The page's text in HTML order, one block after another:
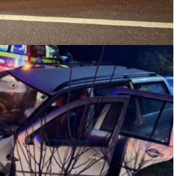
PUBLICĂ GRATUIT ANUNȚUL
TĂU!